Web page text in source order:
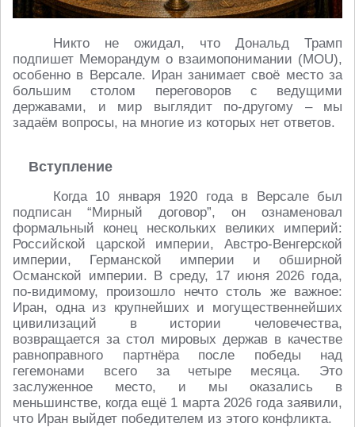
Никто не ожидал, что Дональд Трамп
подпишет Меморандум о взаимопонимании (MOU),
особенно в Версале. Иран занимает своё место за
большим столом переговоров с ведущими
державами, и мир выглядит по-другому – мы
задаём вопросы, на многие из которых нет ответов.
Вступление
Когда 10 января 1920 года в Версале был
подписан “Мирный договор”, он ознаменовал
формальный конец нескольких великих империй:
Российской царской империи, Австро-Венгерской
империи, Германской империи и обширной
Османской империи. В среду, 17 июня 2026 года,
по-видимому, произошло нечто столь же важное:
Иран, одна из крупнейших и могущественнейших
цивилизаций в истории человечества,
возвращается за стол мировых держав в качестве
равноправного партнёра после победы над
гегемонами всего за четыре месяца. Это
заслуженное место, и мы оказались в
меньшинстве, когда ещё 1 марта 2026 года заявили,
что Иран выйдет победителем из этого конфликта.